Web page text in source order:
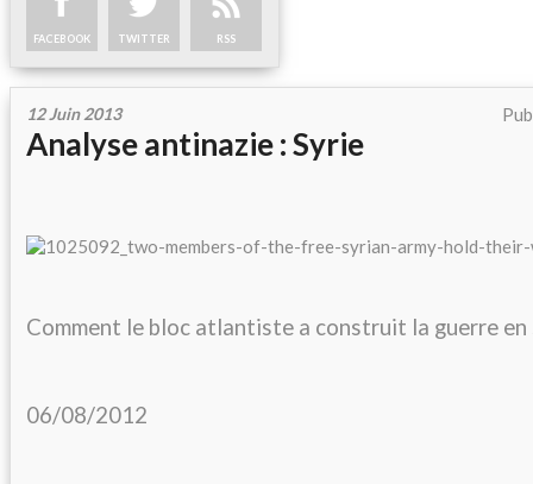
FACEBOOK TWITTER RSS
12 Juin 2013
Analyse antinazie : Syrie
Comment le bloc atlantiste a construit la guerre
06/08/2012